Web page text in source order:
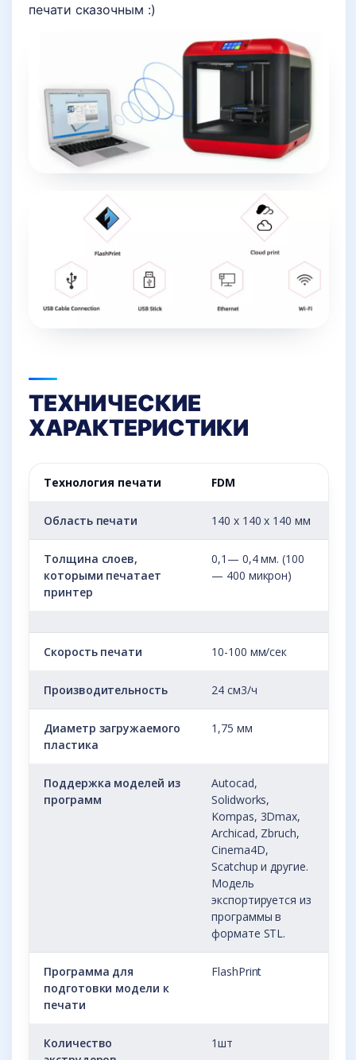
печати сказочным :)
ТЕХНИЧЕСКИЕ
ХАРАКТЕРИСТИКИ
Технология печати FDM
Область печати 140 х 140 х 140 мм
Толщина слоев,
которыми печатает
принтер
0,1— 0,4 мм. (100
— 400 микрон)
Скорость печати 10-100 мм/сек
Производительность 24 см3/ч
Диаметр загружаемого
пластика
1,75 мм
Поддержка моделей из
программ
Autocad,
Solidworks,
Kompas, 3Dmax,
Archicad, Zbruch,
Cinema4D,
Scatchup и другие.
Модель
экспортируется из
программы в
формате STL.
Программа для
подготовки модели к
печати
FlashPrint
Количество
1шт